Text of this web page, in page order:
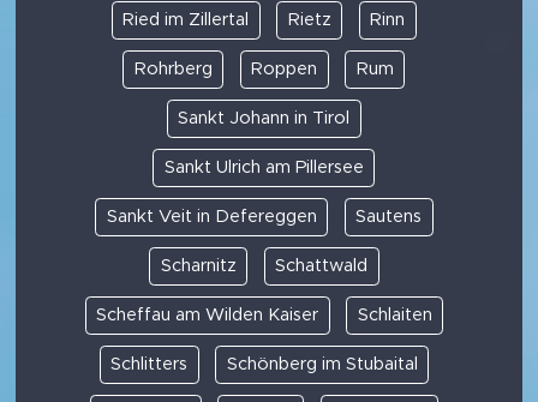
Ried im Zillertal Rietz Rinn
Rohrberg Roppen Rum
Sankt Johann in Tirol
Sankt Ulrich am Pillersee
Sankt Veit in Defereggen Sautens
Scharnitz Schattwald
Scheffau am Wilden Kaiser Schlaiten
Schlitters Schönberg im Stubaital